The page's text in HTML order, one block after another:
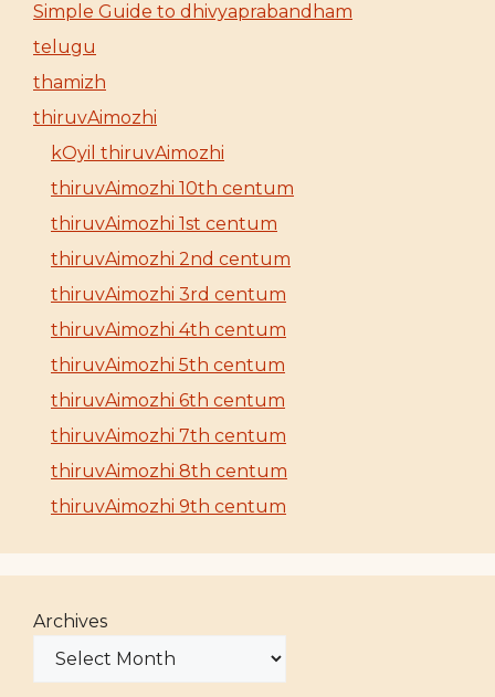
Simple Guide to dhivyaprabandham
telugu
thamizh
thiruvAimozhi
kOyil thiruvAimozhi
thiruvAimozhi 10th centum
thiruvAimozhi 1st centum
thiruvAimozhi 2nd centum
thiruvAimozhi 3rd centum
thiruvAimozhi 4th centum
thiruvAimozhi 5th centum
thiruvAimozhi 6th centum
thiruvAimozhi 7th centum
thiruvAimozhi 8th centum
thiruvAimozhi 9th centum
Archives